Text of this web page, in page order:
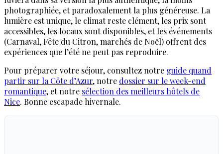
photographiée, et paradoxalement la plus généreuse. La
lumière est unique, le climat reste clément, les prix sont
accessibles, les locaux sont disponibles, et les événements
(Carnaval, Fête du Citron, marchés de Noël) offrent des
expériences que l’été ne peut pas reproduire.
Pour préparer votre séjour, consultez notre guide quand
partir sur la Côte d’Azur, notre dossier sur le week-end
romantique, et notre sélection des meilleurs hôtels de
Nice. Bonne escapade hivernale.